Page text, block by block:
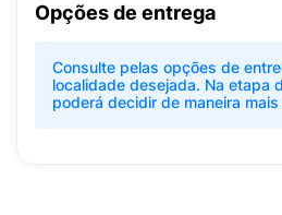
Opções de entrega
Consulte pelas opções de
localidade desejada. Na etapa
poderá decidir de maneira